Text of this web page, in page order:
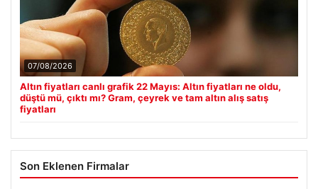
07/08/2026
Altın fiyatları canlı grafik 22 Mayıs: Altın fiyatları ne oldu,
düştü mü, çıktı mı? Gram, çeyrek ve tam altın alış satış
fiyatları
Son Eklenen Firmalar